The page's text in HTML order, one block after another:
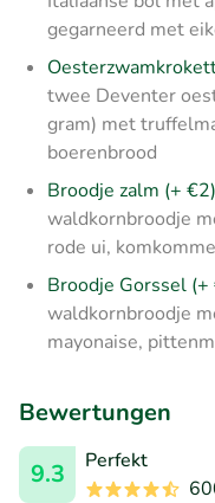
gegarneerd met
twee Deventer
gram) met
boerenbrood
Broodje zalm (+ €2)
waldkornbroodje
rode ui,
Broodje Gorssel (+
waldkornbroodje
mayonaise,
Bewertungen
9.3
Perfekt